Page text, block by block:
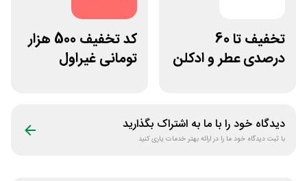
تخفیف تا 60
درصدی عطر و ادکلن
کد تخفیف 500 هزار
تومانی غیراول
دیدگاه خود را با ما به اشتراک بگذارید
با ثبت دیدگاه خود ما را در ارائه بهتر خدمات یاری کنید